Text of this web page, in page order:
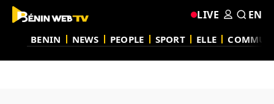
BENIN NEWS PEOPLE SPORT ELLE
LIVE EN